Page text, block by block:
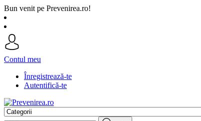
Bun venit pe Prevenirea.ro!
Contul meu
Înregistrează-te
Autentifică-te